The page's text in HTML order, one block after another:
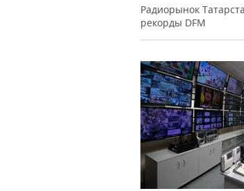
Радиорынок
рекорды DFM